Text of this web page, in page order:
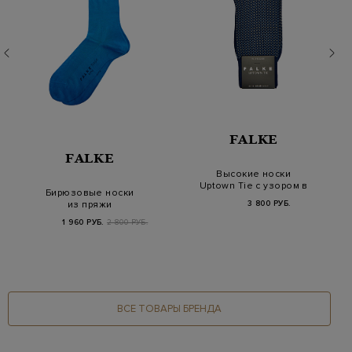
FALKE
Бирюзовые носки
из пряжи
скручивания
1 960 РУБ. 2 800 РУБ.
FALKE
Высокие носки
Uptown Tie с узором в
стиле галстука
3 800 РУБ.
ВСЕ ТОВАРЫ БРЕНДА